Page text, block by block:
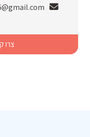
צרו